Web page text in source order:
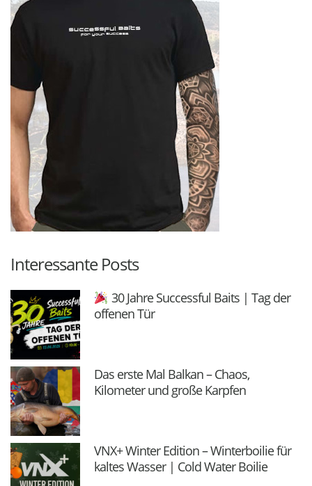
Interessante Posts
30 Jahre Successful Baits | Tag der
offenen Tür
Das erste Mal Balkan – Chaos,
Kilometer und große Karpfen
VNX+ Winter Edition – Winterboilie für
kaltes Wasser | Cold Water Boilie